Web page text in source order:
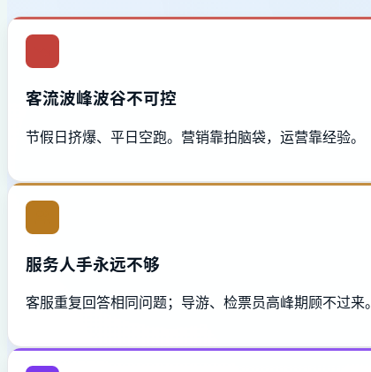
客流波峰波谷不可控
节假日挤爆、平日空跑。营销靠拍脑袋，运营靠经验。
服务人手永远不够
客服重复回答相同问题；导游、检票员高峰期顾不过来。